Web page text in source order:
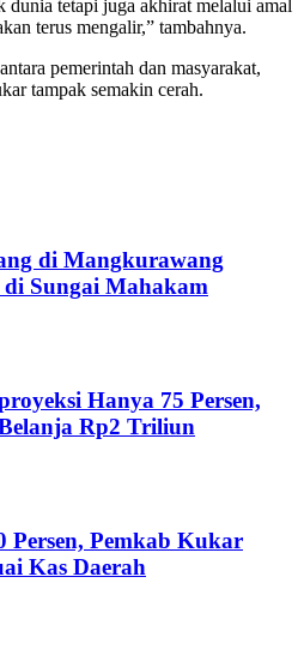
dunia tetapi juga akhirat melalui amal
terus mengalir,” tambahnya.
pemerintah dan masyarakat,
tampak semakin cerah.
di Mangkurawang
Sungai Mahakam
Hanya 75 Persen,
Rp2 Triliun
Persen, Pemkab Kukar
Kas Daerah